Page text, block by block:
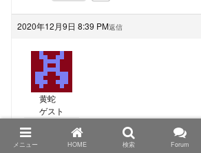
2020年12月9日 8:39 PM返信
黄蛇
ゲスト
TRIMUI Model S、PowKiddyさん名
メニュー HOME 検索 Forum